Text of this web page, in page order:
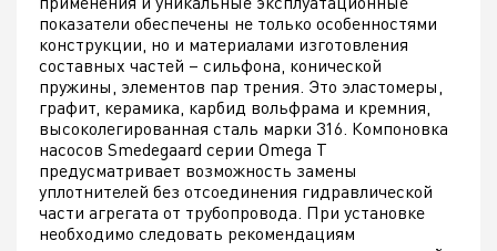
показатели обеспечены не только особенностями
конструкции, но и материалами изготовления
составных частей – сильфона, конической
пружины, элементов пар трения. Это эластомеры,
графит, керамика, карбид вольфрама и кремния,
высоколегированная сталь марки 316. Компоновка
насосов Smedegaard серии Omega T
предусматривает возможность замены
уплотнителей без отсоединения гидравлической
части агрегата от трубопровода. При установке
необходимо следовать рекомендациям